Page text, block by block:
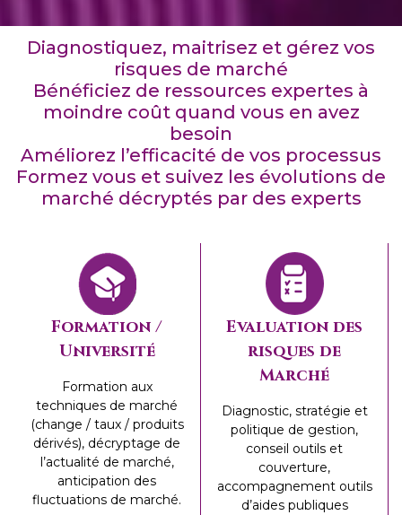
Diagnostiquez, maitrisez et gérez vos
risques de marché
Bénéficiez de ressources expertes à
moindre coût quand vous en avez
besoin
Améliorez l’efficacité de vos processus
Formez vous et suivez les évolutions de
marché décryptés par des experts
Formation /
Université
Formation aux
techniques de marché
(change / taux / produits
dérivés), décryptage de
l’actualité de marché,
anticipation des
fluctuations de marché.
Evaluation des
risques de
Marché
Diagnostic, stratégie et
politique de gestion,
conseil outils et
couverture,
accompagnement outils
d’aides publiques